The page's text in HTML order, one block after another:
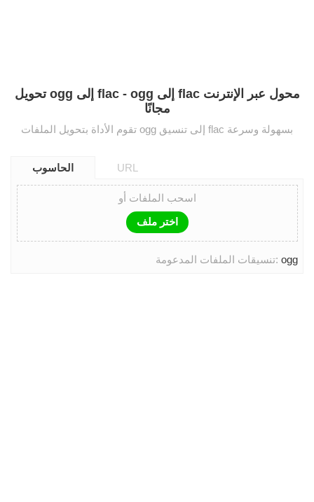
تحويل ogg إلى flac - ogg إلى flac محول عبر الإنترنت
مجانًا
تقوم الأداة بتحويل الملفات ogg إلى تنسيق flac بسهولة وسرعة
الحاسوب URL
اسحب الملفات أو
اختر ملف
تنسيقات الملفات المدعومة: ogg